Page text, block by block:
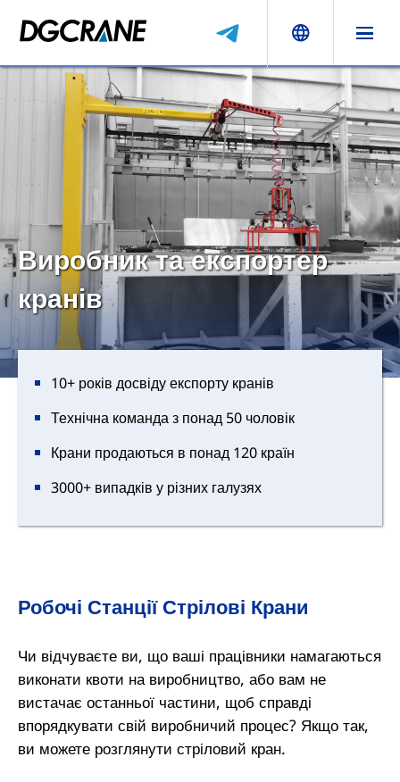
Виробник та експортер
кранів
10+ років досвіду експорту кранів
Технічна команда з понад 50 чоловік
Крани продаються в понад 120 країн
3000+ випадків у різних галузях
Робочі Станції Стрілові Крани
Чи відчуваєте ви, що ваші працівники намагаються
виконати квоти на виробництво, або вам не
вистачає останньої частини, щоб справді
впорядкувати свій виробничий процес? Якщо так,
ви можете розглянути стріловий кран.